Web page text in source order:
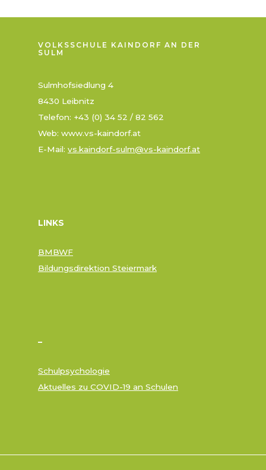
VOLKSSCHULE KAINDORF AN DER
SULM
Sulmhofsiedlung 4
8430 Leibnitz
Telefon: +43 (0) 34 52 / 82 562
Web: www.vs-kaindorf.at
E-Mail: vs.kaindorf-sulm@vs-kaindorf.at
LINKS
BMBWF
Bildungsdirektion Steiermark
–
Schulpsychologie
Aktuelles zu COVID-19 an Schulen